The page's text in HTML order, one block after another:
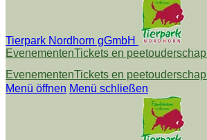
Tierpark Nordhorn gGmbH
EvenementenTickets en peetouderschap
EvenementenTickets en peetouderschap
Menü öffnen Menü schließen